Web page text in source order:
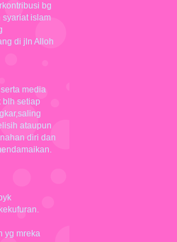
bg
syariat islam
di jln Alloh
media
blh setiap
ataupun
diri dan
yg mreka